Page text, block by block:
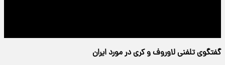
گفتگوی تلفنی لاوروف و کری در مورد ایران